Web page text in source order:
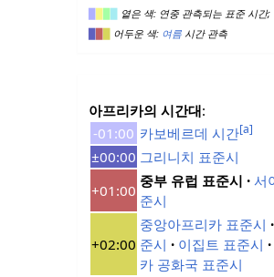
옅은 색: 연중 관측되는 표준 시간;
어두운 색: 여름 시간 관측
아프리카의 시간대:
-01:00 카보베르데 시간[a]
±00:00 그리니치 표준시
+01:00
중부 유럽 표준시
서
준시
+02:00
중앙아프리카 표준시
준시
이집트 표준시
카 공화국 표준시